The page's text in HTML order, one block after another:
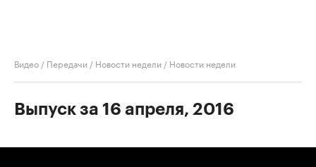
Видео / Передачи / Новости недели / Новости недели
Выпуск за 16 апреля, 2016